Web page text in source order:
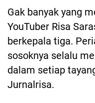
Gak banyak yang
YouTuber Risa
berkepala tiga.
sosoknya selalu
dalam setiap
Jurnalrisa.